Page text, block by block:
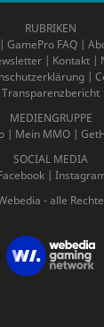
RUBRIKEN
| GamePro FAQ|
| Kontakt |
|
Transparenzbericht
MEDIENGRUPPE
| Mein MMO |
SOCIAL MEDIA
|
- alle